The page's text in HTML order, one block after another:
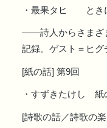
・最果タヒ とき
――詩人からさまざ
記録。ゲスト＝ヒグ
[紙の話] 第9回
・すずきたけし 紙
[詩歌の話／詩歌の